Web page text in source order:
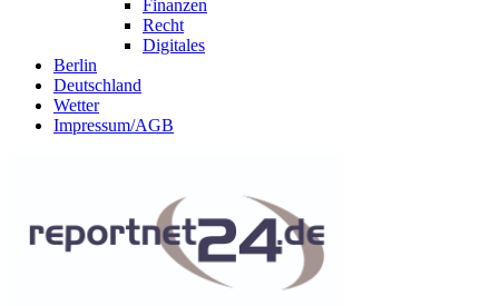
Finanzen
Recht
Digitales
Berlin
Deutschland
Wetter
Impressum/AGB